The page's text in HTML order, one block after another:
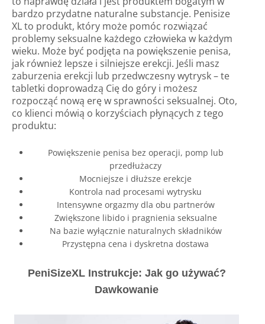
bardzo przydatne naturalne substancje. Penisize
XL to produkt, który może pomóc rozwiązać
problemy seksualne każdego człowieka w każdym
wieku. Może być podjęta na powiększenie penisa,
jak również lepsze i silniejsze erekcji. Jeśli masz
zaburzenia erekcji lub przedwczesny wytrysk – te
tabletki doprowadzą Cię do góry i możesz
rozpocząć nową erę w sprawności seksualnej. Oto,
co klienci mówią o korzyściach płynących z tego
produktu:
Powiększenie penisa bez operacji, pomp lub
przedłużaczy
Mocniejsze i dłuższe erekcje
Kontrola nad procesami wytrysku
Intensywne orgazmy dla obu partnerów
Zwiększone libido i pragnienia seksualne
Na bazie wyłącznie naturalnych składników
Przystępna cena i dyskretna dostawa
PeniSizeXL Instrukcje: Jak go używać?
Dawkowanie